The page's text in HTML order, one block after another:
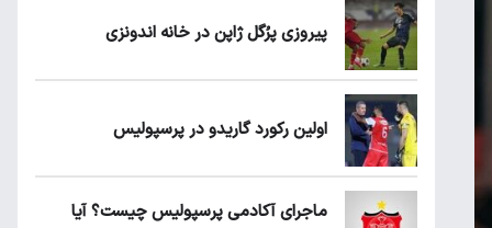
پیروزی پرُگل ژاپن در خانه اندونزی
اولین رکورد گاریدو در پرسپولیس
ماجرای آکادمی پرسپولیس چیست؟ آیا